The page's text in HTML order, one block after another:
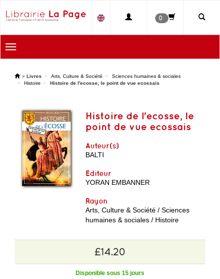
0
Toggle
navigation
' » Livres Arts, Culture & Société
Sciences humaines & sociales
Histoire
Histoire de l'ecosse, le point de vue ecossais
Histoire de l'ecosse, le
point de vue ecossais
Auteur(s)
BALTI
Editeur
YORAN EMBANNER
Rayon
Arts, Culture & Société / Sciences
humaines & sociales / Histoire
£14.20
Disponible sous 15 jours